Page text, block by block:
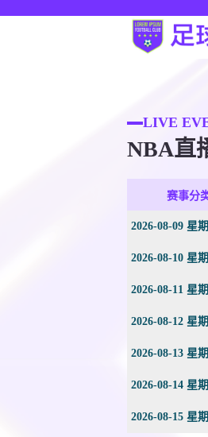
LIVE
NBA直
赛事分
2026-08-09 星
2026-08-10 星
2026-08-11 星
2026-08-12 星
2026-08-13 星
2026-08-14 星
2026-08-15 星